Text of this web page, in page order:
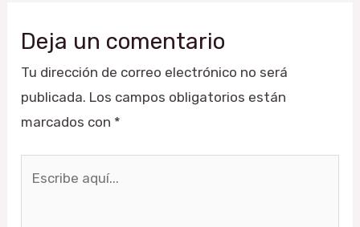
Deja un comentario
Tu dirección de correo electrónico no será
publicada. Los campos obligatorios están
marcados con *